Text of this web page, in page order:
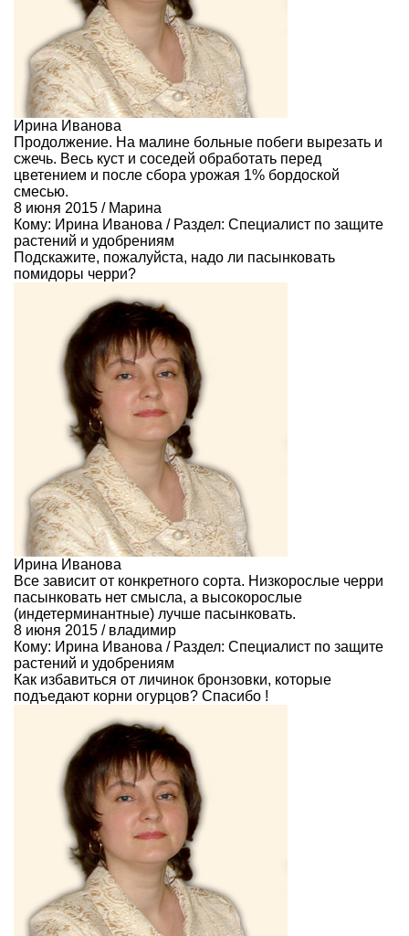
Ирина Иванова
Продолжение. На малине больные побеги вырезать и
сжечь. Весь куст и соседей обработать перед
цветением и после сбора урожая 1% бордоской
смесью.
8 июня 2015 / Марина
Кому: Ирина Иванова / Раздел: Специалист по защите
растений и удобрениям
Подскажите, пожалуйста, надо ли пасынковать
помидоры черри?
Ирина Иванова
Все зависит от конкретного сорта. Низкорослые черри
пасынковать нет смысла, а высокорослые
(индетерминантные) лучше пасынковать.
8 июня 2015 / владимир
Кому: Ирина Иванова / Раздел: Специалист по защите
растений и удобрениям
Как избавиться от личинок бронзовки, которые
подъедают корни огурцов? Спасибо !